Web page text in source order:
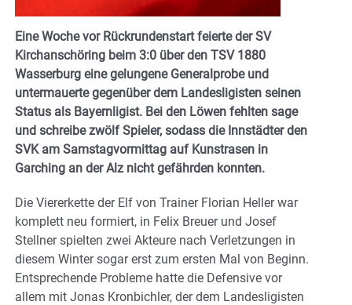
Eine Woche vor Rückrundenstart feierte der SV
Kirchanschöring beim 3:0 über den TSV 1880
Wasserburg eine gelungene Generalprobe und
untermauerte gegenüber dem Landesligisten seinen
Status als Bayernligist. Bei den Löwen fehlten sage
und schreibe zwölf Spieler, sodass die Innstädter den
SVK am Samstagvormittag auf Kunstrasen in
Garching an der Alz nicht gefährden konnten.
Die Viererkette der Elf von Trainer Florian Heller war
komplett neu formiert, in Felix Breuer und Josef
Stellner spielten zwei Akteure nach Verletzungen in
diesem Winter sogar erst zum ersten Mal von Beginn.
Entsprechende Probleme hatte die Defensive vor
allem mit Jonas Kronbichler, der dem Landesligisten